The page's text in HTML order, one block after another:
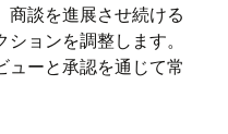
商談を進展させ続ける
ョンを調整します。
ューと承認を通じて常